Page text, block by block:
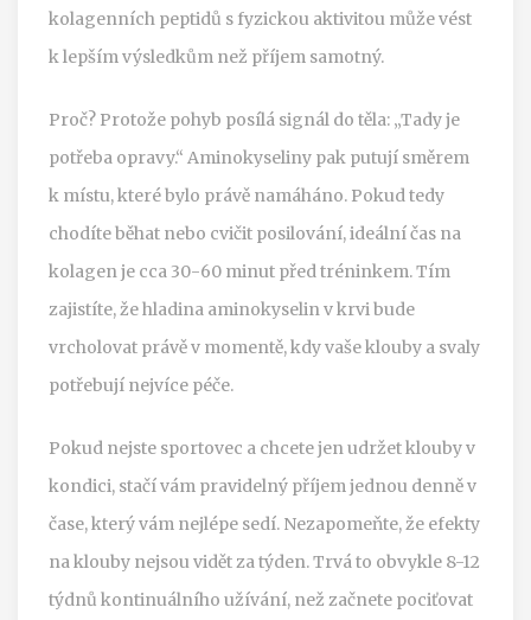
kolagenních peptidů s fyzickou aktivitou může vést
k lepším výsledkům než příjem samotný.
Proč? Protože pohyb posílá signál do těla: „Tady je
potřeba opravy.“ Aminokyseliny pak putují směrem
k místu, které bylo právě namáháno. Pokud tedy
chodíte běhat nebo cvičit posilování, ideální čas na
kolagen je cca 30-60 minut před tréninkem. Tím
zajistíte, že hladina aminokyselin v krvi bude
vrcholovat právě v momentě, kdy vaše klouby a svaly
potřebují nejvíce péče.
Pokud nejste sportovec a chcete jen udržet klouby v
kondici, stačí vám pravidelný příjem jednou denně v
čase, který vám nejlépe sedí. Nezapomeňte, že efekty
na klouby nejsou vidět za týden. Trvá to obvykle 8-12
týdnů kontinuálního užívání, než začnete pociťovat